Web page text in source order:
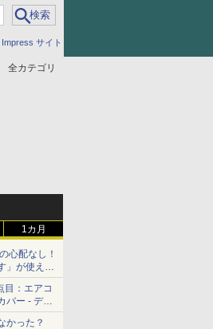
Impress サイト
全カテゴリ
1カ月
心配なし！
」が使える
目：エアコ
バー - デジ
かった？